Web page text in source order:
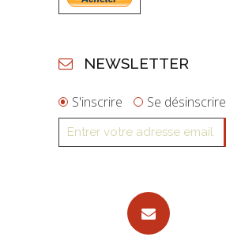
NEWSLETTER
S'inscrire Se désinscrire